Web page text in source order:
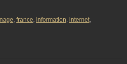
, france, information, internet,